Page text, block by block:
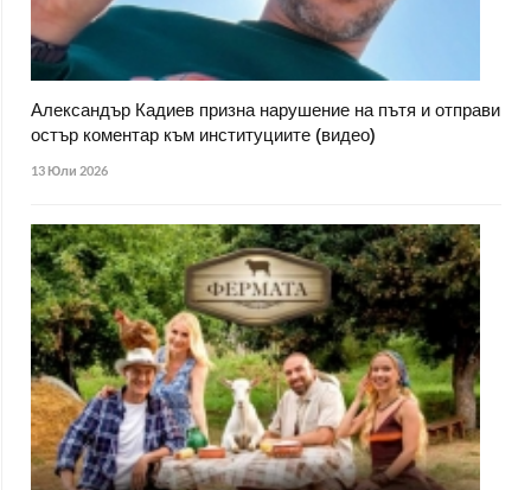
Александър Кадиев призна нарушение на пътя и отправи
остър коментар към институциите (видео)
13 Юли 2026